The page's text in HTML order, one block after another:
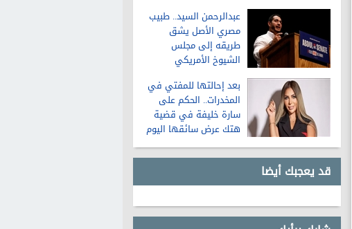
ميشيجان
عبدالرحمن السيد.. طبيب
مصري الأصل يشق
طريقه إلى مجلس
الشيوخ الأمريكي
بعد إحالتها للمفتي في
المخدرات.. الحكم على
سارة خليفة في قضية
هتك عرض سائقها اليوم
قد يعجبك أيضا